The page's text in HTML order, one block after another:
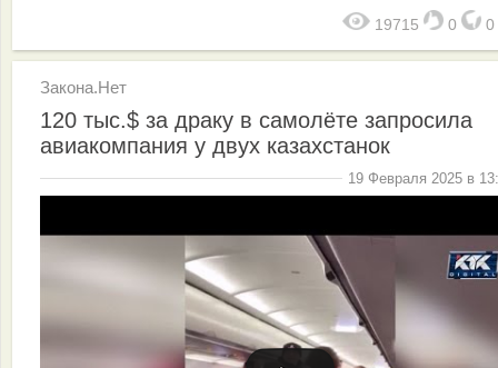
19715 0 0
Закона.Нет
120 тыс.$ за драку в самолёте запросила
авиакомпания у двух казахстанок
19 Февраля 2025 в